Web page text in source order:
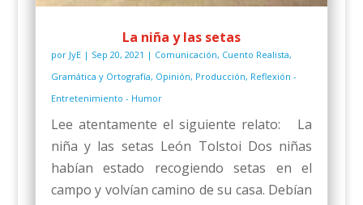
La niña y las setas
por JyE| Sep 20, 2021 | Comunicación, Cuento Realista,
Gramática y Ortografía, Opinión, Producción, Reflexión -
Entretenimiento - Humor
Lee atentamente el siguiente relato: La
niña y las setas León Tolstoi Dos niñas
habían estado recogiendo setas en el
campo y volvían camino de su casa. Debían